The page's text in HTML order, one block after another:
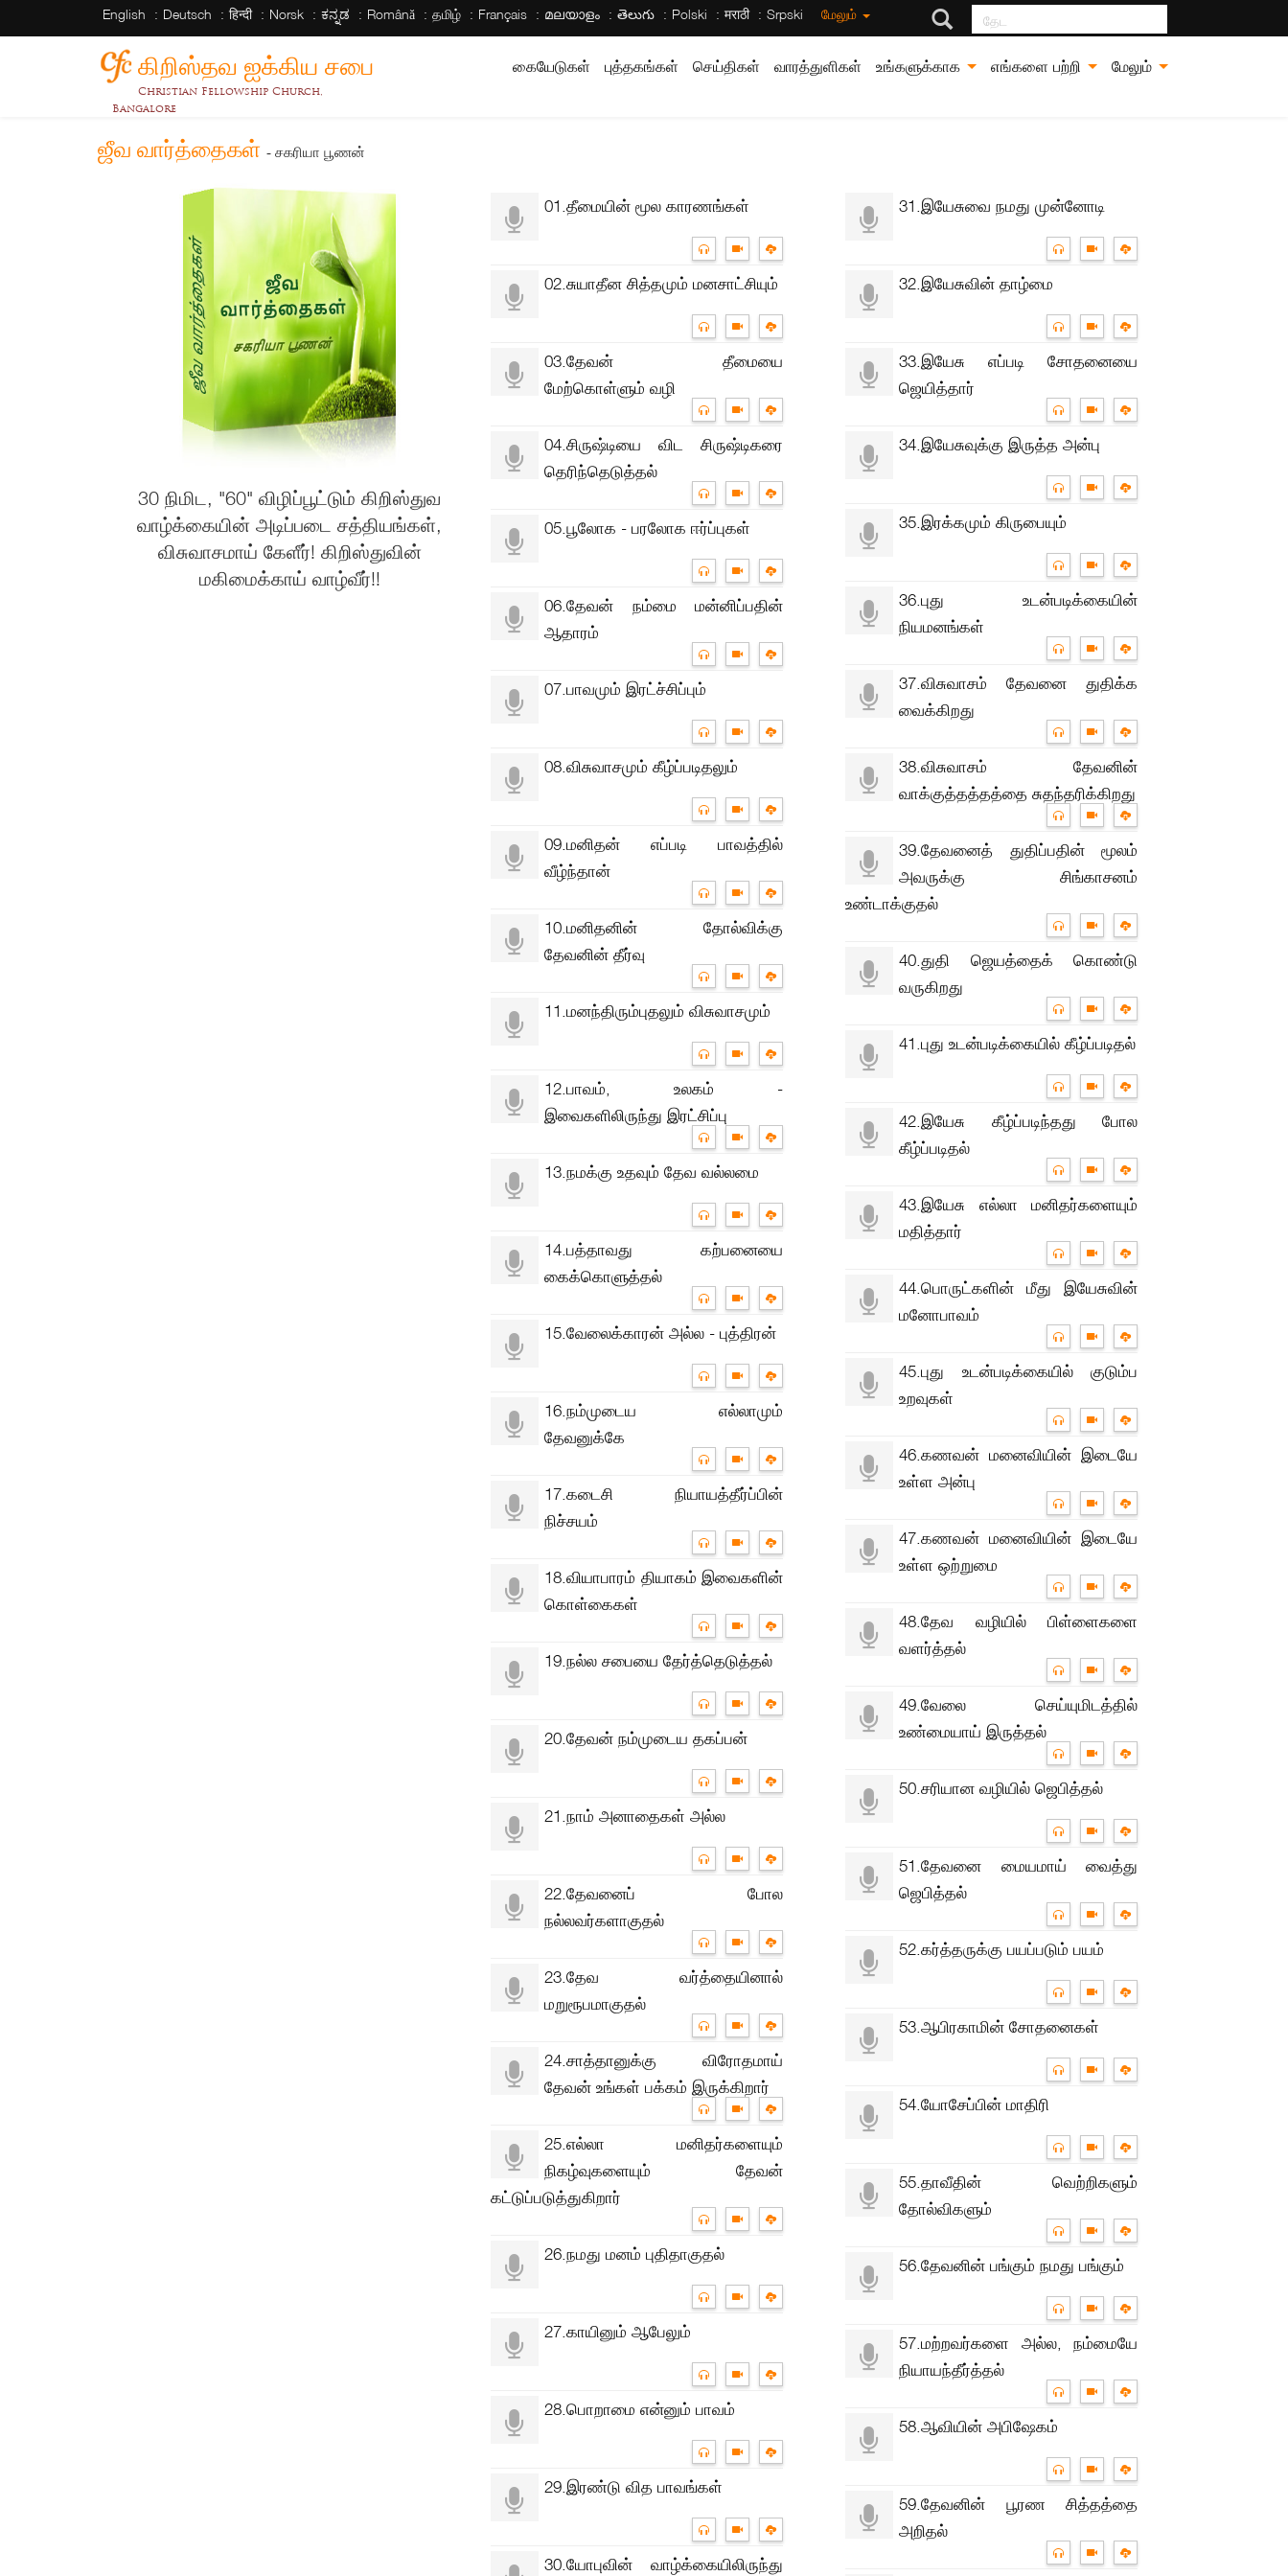
English Deutsch हिन्दी Norsk ಕನ್ನಡ Română தமிழ் Français മലയാളം తెలుగు Polski मराठी Srpski மேலும் தேட
கிறிஸ்தவ ஐக்கிய சபை
Christian Fellowship Church,
Bangalore
கையேடுகள் புத்தகங்கள் செய்திகள் வாரத்துளிகள் உங்களுக்காக எங்களை பற்றி மேலும்
ஜீவ வார்த்தைகள் - சகரியா பூணன்
30 நிமிட, "60" விழிப்பூட்டும் கிறிஸ்துவ
வாழ்க்கையின் அடிப்படை சத்தியங்கள்,
விசுவாசமாய் கேளீர்! கிறிஸ்துவின்
மகிமைக்காய் வாழ்வீர்!!
01.தீமையின் மூல காரணங்கள்
02.சுயாதீன சித்தமும் மனசாட்சியும்
03.தேவன் தீமையை
மேற்கொள்ளும் வழி
04.சிருஷ்டியை விட சிருஷ்டிகரை
தெரிந்தெடுத்தல்
05.பூலோக - பரலோக ஈர்ப்புகள்
06.தேவன் நம்மை மன்னிப்பதின்
ஆதாரம்
07.பாவமும் இரட்ச்சிப்பும்
08.விசுவாசமும் கீழ்ப்படிதலும்
09.மனிதன் எப்படி பாவத்தில்
வீழ்ந்தான்
10.மனிதனின் தோல்விக்கு
தேவனின் தீர்வு
11.மனந்திரும்புதலும் விசுவாசமும்
12.பாவம், உலகம் -
இவைகளிலிருந்து இரட்சிப்பு
13.நமக்கு உதவும் தேவ வல்லமை
14.பத்தாவது கற்பனையை
கைக்கொளுத்தல்
15.வேலைக்காரன் அல்ல - புத்திரன்
16.நம்முடைய எல்லாமும்
தேவனுக்கே
17.கடைசி நியாயத்தீர்ப்பின்
நிச்சயம்
18.வியாபாரம் தியாகம் இவைகளின்
கொள்கைகள்
19.நல்ல சபையை தேர்த்தெடுத்தல்
20.தேவன் நம்முடைய தகப்பன்
21.நாம் அனாதைகள் அல்ல
22.தேவனைப் போல
நல்லவர்களாகுதல்
23.தேவ வர்த்தையினால்
மறுரூபமாகுதல்
24.சாத்தானுக்கு விரோதமாய்
தேவன் உங்கள் பக்கம் இருக்கிறார்
25.எல்லா மனிதர்களையும்
நிகழ்வுகளையும் தேவன்
கட்டுப்படுத்துகிறார்
26.நமது மனம் புதிதாகுதல்
27.காயினும் ஆபேலும்
28.பொறாமை என்னும் பாவம்
29.இரண்டு வித பாவங்கள்
30.யோபுவின் வாழ்க்கையிலிருந்து
31.இயேசுவை நமது முன்னோடி
32.இயேசுவின் தாழ்மை
33.இயேசு எப்படி சோதனையை
ஜெயித்தார்
34.இயேசுவுக்கு இருத்த அன்பு
35.இரக்கமும் கிருபையும்
36.புது உடன்படிக்கையின்
நியமனங்கள்
37.விசுவாசம் தேவனை துதிக்க
வைக்கிறது
38.விசுவாசம் தேவனின்
வாக்குத்தத்தத்தை சுதந்தரிக்கிறது
39.தேவனைத் துதிப்பதின் மூலம்
அவருக்கு சிங்காசனம்
உண்டாக்குதல்
40.துதி ஜெயத்தைக் கொண்டு
வருகிறது
41.புது உடன்படிக்கையில் கீழ்ப்படிதல்
42.இயேசு கீழ்ப்படிந்தது போல
கீழ்ப்படிதல்
43.இயேசு எல்லா மனிதர்களையும்
மதித்தார்
44.பொருட்களின் மீது இயேசுவின்
மனோபாவம்
45.புது உடன்படிக்கையில் குடும்ப
உறவுகள்
46.கணவன் மனைவியின் இடையே
உள்ள அன்பு
47.கணவன் மனைவியின் இடையே
உள்ள ஒற்றுமை
48.தேவ வழியில் பிள்ளைகளை
வளர்த்தல்
49.வேலை செய்யுமிடத்தில்
உண்மையாய் இருத்தல்
50.சரியான வழியில் ஜெபித்தல்
51.தேவனை மையமாய் வைத்து
ஜெபித்தல்
52.கர்த்தருக்கு பயப்படும் பயம்
53.ஆபிரகாமின் சோதனைகள்
54.யோசேப்பின் மாதிரி
55.தாவீதின் வெற்றிகளும்
தோல்விகளும்
56.தேவனின் பங்கும் நமது பங்கும்
57.மற்றவர்களை அல்ல, நம்மையே
நியாயந்தீர்த்தல்
58.ஆவியின் அபிஷேகம்
59.தேவனின் பூரண சித்தத்தை
அறிதல்